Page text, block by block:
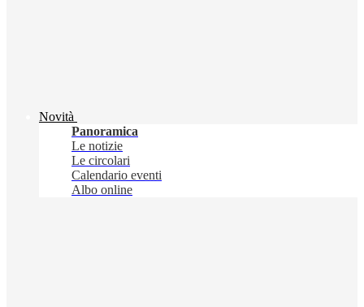
Novità
Panoramica
Le notizie
Le circolari
Calendario eventi
Albo online